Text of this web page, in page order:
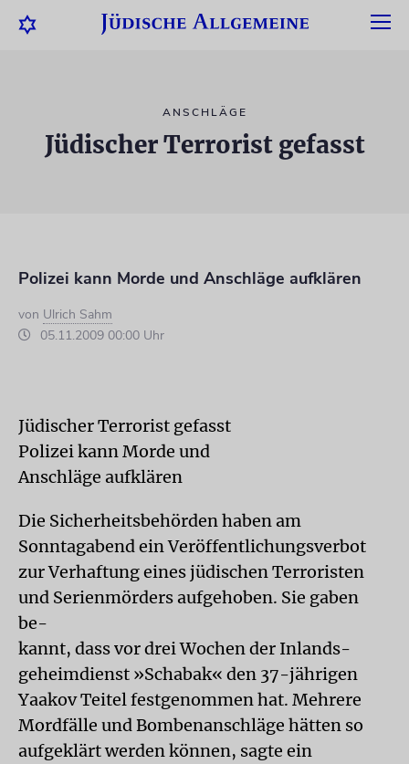
ANSCHLÄGE
Jüdischer Terrorist gefasst
Polizei kann Morde und Anschläge aufklären
von Ulrich Sahm
05.11.2009 00:00 Uhr
Jüdischer Terrorist gefasst
Polizei kann Morde und
Anschläge aufklären
Die Sicherheitsbehörden haben am
Sonntagabend ein Veröffentlichungsverbot
zur Verhaftung eines jüdischen Terroristen
und Serienmörders aufgehoben. Sie gaben
be-
kannt, dass vor drei Wochen der Inlands-
geheimdienst »Schabak« den 37-jährigen
Yaakov Teitel festgenommen hat. Mehrere
Mordfälle und Bombenanschläge hätten so
aufgeklärt werden können, sagte ein